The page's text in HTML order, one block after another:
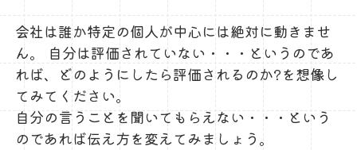
会社は誰か特定の個人が中心には絶対に動きませ
ん。 自分は評価されていない・・・というのであ
れば、どのようにしたら評価されるのか?を想像し
てみてください。
自分の言うことを聞いてもらえない・・・という
のであれば伝え方を変えてみましょう。